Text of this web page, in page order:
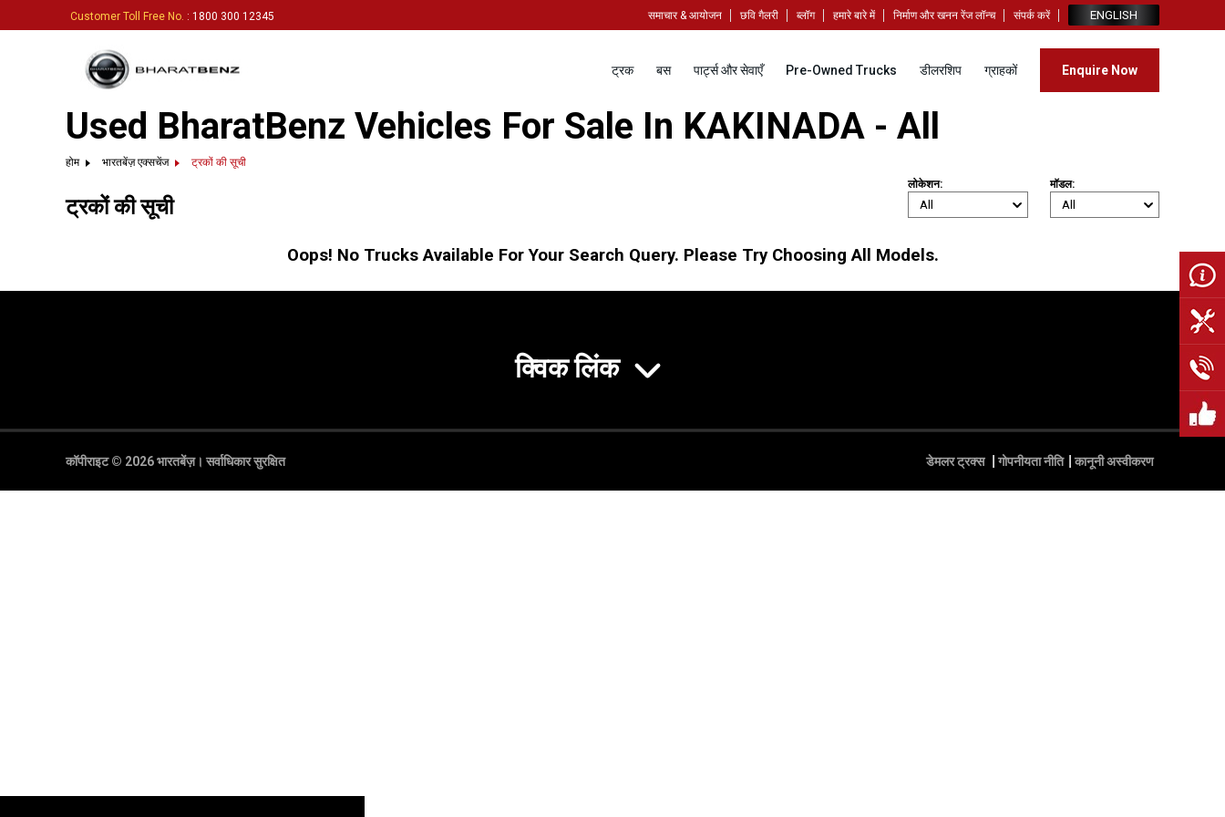
Customer Toll Free No. : 1800 300 12345 समाचार & आयोजन छवि गैलरी ब्लॉग हमारे बारे में निर्माण और खनन रेंज लॉन्च संपर्क करें ENGLISH
ट्रक बस पार्ट्स और सेवाएँ Pre-Owned Trucks डीलरशिप ग्राहकों Enquire Now
Used BharatBenz Vehicles For Sale In KAKINADA - All
होम भारतबेंज़ एक्सचेंज ट्रकों की सूची
ट्रकों की सूची
लोकेशन: मॉडल:
Oops! No Trucks Available For Your Search Query. Please Try Choosing All Models.
क्विक लिंक
कॉपीराइट © 2026 भारतबेंज़। सर्वाधिकार सुरक्षित डेमलर ट्रक्स गोपनीयता नीति कानूनी अस्वीकरण